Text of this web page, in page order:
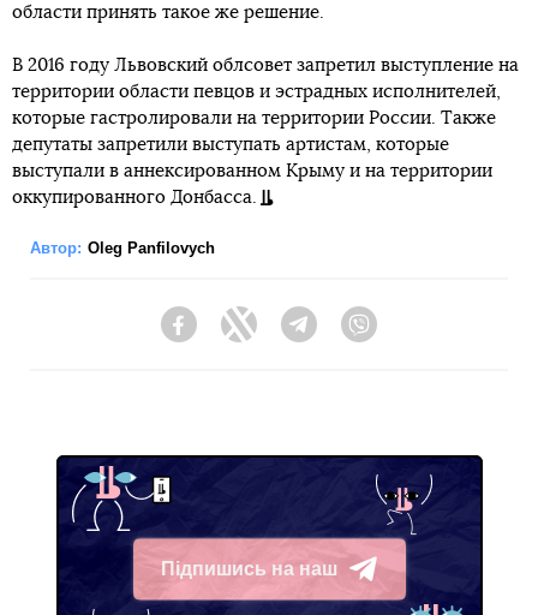
области принять такое же решение.
В 2016 году Львовский облсовет запретил выступление на
территории области певцов и эстрадных исполнителей,
которые гастролировали на территории России. Также
депутаты запретили выступать артистам, которые
выступали в аннексированном Крыму и на территории
оккупированного Донбасса.
Автор: Oleg Panfilovych
FacebookTwitter Telegram
Підпишись на наш
Telegram